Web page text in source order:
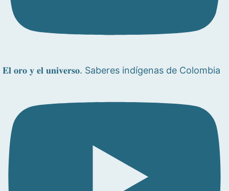
𝐄𝐥 𝐨𝐫𝐨 𝐲 𝐞𝐥 𝐮𝐧𝐢𝐯𝐞𝐫𝐬𝐨. Saberes indígenas de Colombia